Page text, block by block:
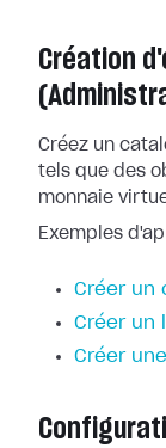
Création
Créez un
tels que des
monnaie
Exemples
Créer un
Créer un
Créer